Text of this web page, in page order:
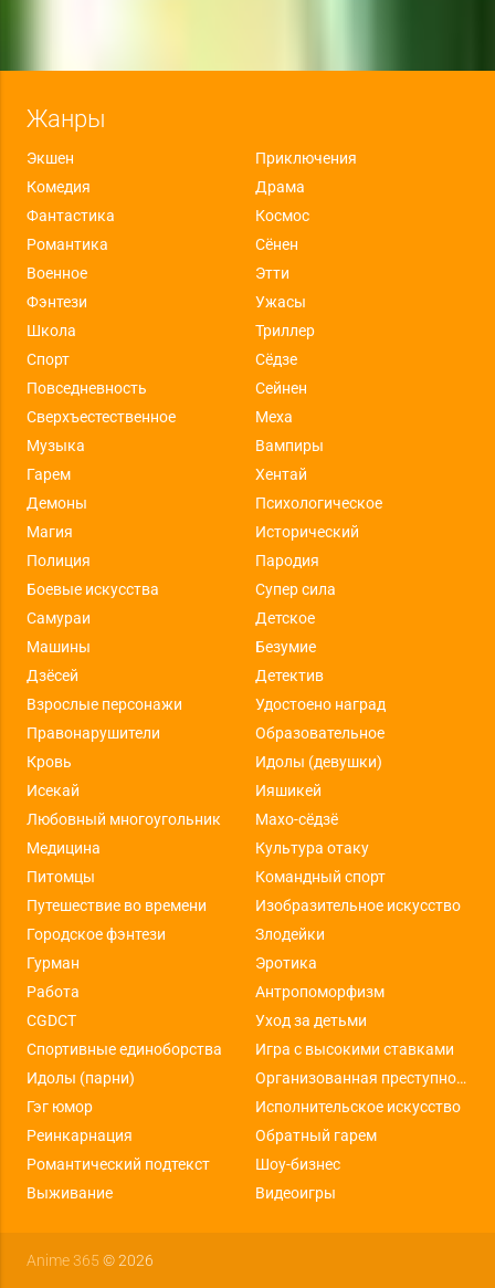
Жанры
Экшен
Приключения
Комедия
Драма
Фантастика
Космос
Романтика
Сёнен
Военное
Этти
Фэнтези
Ужасы
Школа
Триллер
Спорт
Сёдзе
Повседневность
Сейнен
Сверхъестественное
Меха
Музыка
Вампиры
Гарем
Хентай
Демоны
Психологическое
Магия
Исторический
Полиция
Пародия
Боевые искусства
Супер сила
Самураи
Детское
Машины
Безумие
Дзёсей
Детектив
Взрослые персонажи
Удостоено наград
Правонарушители
Образовательное
Кровь
Идолы (девушки)
Исекай
Ияшикей
Любовный многоугольник
Махо-сёдзё
Медицина
Культура отаку
Питомцы
Командный спорт
Путешествие во времени
Изобразительное искусство
Городское фэнтези
Злодейки
Гурман
Эротика
Работа
Антропоморфизм
CGDCT
Уход за детьми
Спортивные единоборства
Игра с высокими ставками
Идолы (парни)
Организованная преступность
Гэг юмор
Исполнительское искусство
Реинкарнация
Обратный гарем
Романтический подтекст
Шоу-бизнес
Выживание
Видеоигры
Anime 365 © 2026